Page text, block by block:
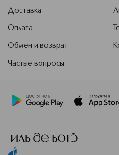
Доставка
Оплата
Обмен и возврат
Частые вопросы